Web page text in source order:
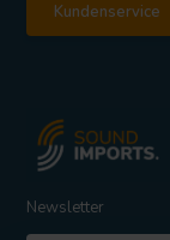
Kundenservice
Newsletter